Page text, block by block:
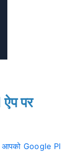
पर
आपको Google Pl